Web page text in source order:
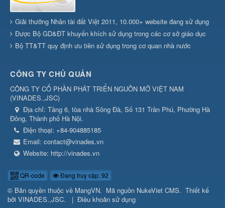
Giải thưởng Nhân tài đất Việt 2011, 10.000+ website đang sử dụng
Được Bộ GD&ĐT khuyến khích sử dụng trong các cơ sở giáo dục
Bộ TT&TT quy định ưu tiên sử dụng trong cơ quan nhà nước
CÔNG TY CHỦ QUẢN
CÔNG TY CỔ PHẦN PHÁT TRIỂN NGUỒN MỞ VIỆT NAM
(VINADES.,JSC)
Địa chỉ: Tầng 6, tòa nhà Sông Đà, Số 131 Trần Phú, Phường Hà
Đông, Thành phố Hà Nội.
Điện thoại: +84-904885185
Email: contact@vinades.vn
Website: http://vinades.vn
QR-code Đang truy cập: 92
© Bản quyền thuộc về MangVN. Mã nguồn NukeViet CMS. Thiết kế
bởi VINADES.,JSC. | Điều khoản sử dụng